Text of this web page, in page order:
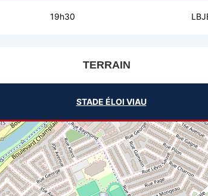
19h30
TERRAIN
STADE ÉLOI VIAU